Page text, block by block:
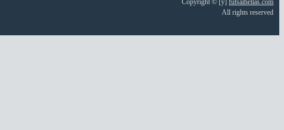
Copyright © [y] futsalhellas.com
All rights reserved